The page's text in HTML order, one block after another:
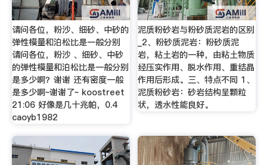
请问各位，粉沙、细砂、中砂的
弹性模量和泊松比是一般分别
请问各位，粉沙 、细砂、中砂
的弹性模量和泊松比是一般分别
是多少啊？谢谢 还有密度一般
是多少啊~谢谢了~ koostreet
21:06 好像是几十兆帕，0.4
caoyb1982
泥质粉砂岩与粉砂质泥岩的区别
_2、粉砂质泥岩：粉砂质泥
岩，粘土岩的一种，由粘土物质
经压实作用、脱水作用、重结晶
作用后形成。三、特点不同 1、
泥质粉砂岩：砂岩结构呈颗粒
状，透水性能良好。